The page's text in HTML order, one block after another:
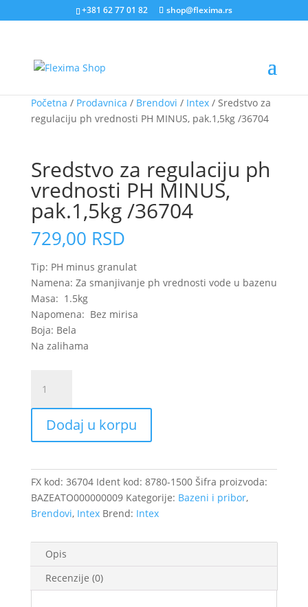
+381 62 77 01 82 shop@flexima.rs
Početna / Prodavnica / Brendovi / Intex/ Sredstvo za
regulaciju ph vrednosti PH MINUS, pak.1,5kg /36704
Sredstvo za regulaciju ph
vrednosti PH MINUS,
pak.1,5kg /36704
729,00 RSD
Tip: PH minus granulat
Namena: Za smanjivanje ph vrednosti vode u bazenu
Masa: 1.5kg
Napomena: Bez mirisa
Boja: Bela
Na zalihama
regulaciju
vrednosti
MINUS,
pak.1,5kg
/36704
količina
Dodaj u korpu
FX kod: 36704 Ident kod: 8780-1500 Šifra proizvoda:
BAZEATO000000009 Kategorije: Bazeni i pribor,
Brendovi, Intex Brend: Intex
Opis
Recenzije (0)